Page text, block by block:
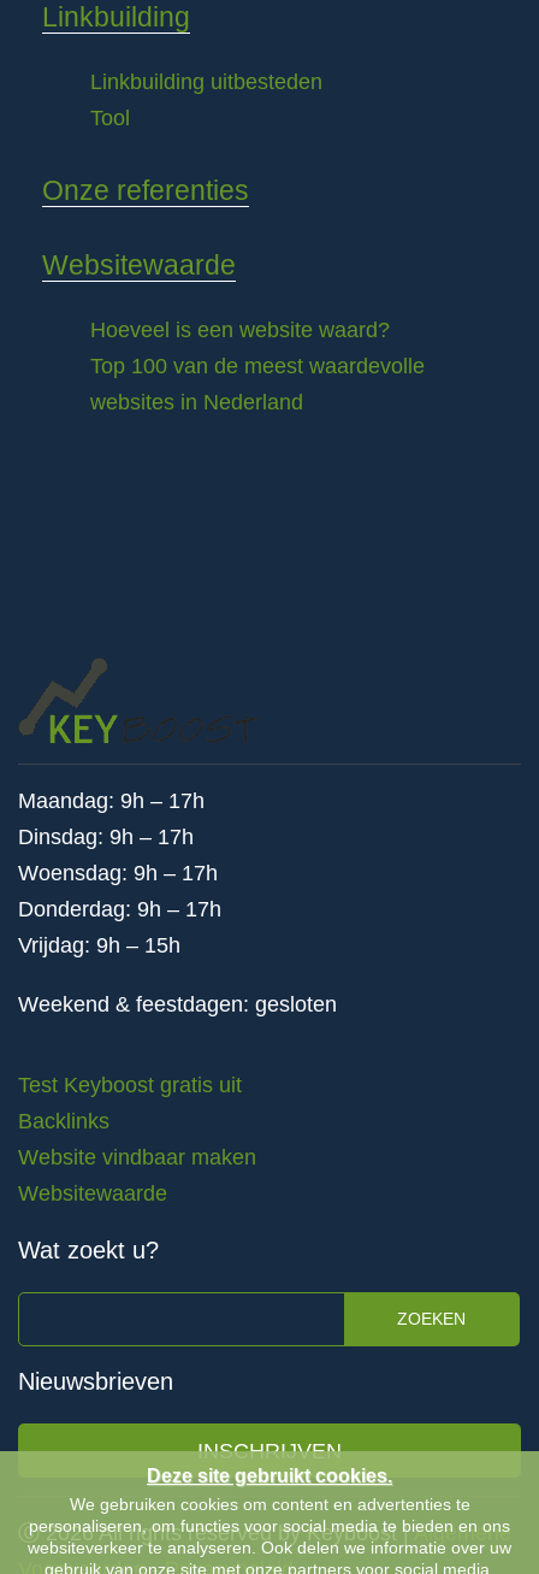
Linkbuilding
Linkbuilding uitbesteden
Tool
Onze referenties
Websitewaarde
Hoeveel is een website waard?
Top 100 van de meest waardevolle
websites in Nederland
Maandag: 9h – 17h
Dinsdag: 9h – 17h
Woensdag: 9h – 17h
Donderdag: 9h – 17h
Vrijdag: 9h – 15h
Weekend & feestdagen: gesloten
Test Keyboost gratis uit
Backlinks
Website vindbaar maken
Websitewaarde
Wat zoekt u?
ZOEKEN
Nieuwsbrieven
INSCHRIJVEN
Ⓒ 2026 All rights reserved by Keyboost |Algemene
Deze site gebruikt cookies.
We gebruiken cookies om content en advertenties te
personaliseren, om functies voor social media te bieden en ons
websiteverkeer te analyseren. Ook delen we informatie over uw
gebruik van onze site met onze partners voor social media,